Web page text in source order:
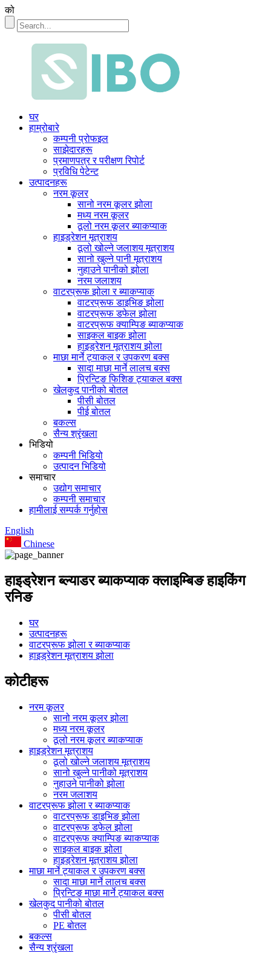
को
घर
हाम्रोबारे
कम्पनी प्रोफइल
साझेदारहरू
प्रमाणपत्र र परीक्षण रिपोर्ट
प्रविधि पेटेन्ट
उत्पादनहरू
नरम कूलर
सानो नरम कूलर झोला
मध्य नरम कूलर
ठूलो नरम कूलर ब्याकप्याक
हाइड्रेशन मूत्राशय
ठूलो खोल्ने जलाशय मूत्राशय
सानो खुल्ने पानी मूत्राशय
नुहाउने पानीको झोला
नरम जलाशय
वाटरप्रूफ झोला र ब्याकप्याक
वाटरप्रूफ डाइभिङ झोला
वाटरप्रूफ डफेल झोला
वाटरप्रूफ क्याम्पिङ ब्याकप्याक
साइकल बाइक झोला
हाइड्रेशन मूत्राशय झोला
माछा मार्ने ट्याकल र उपकरण बक्स
सादा माछा मार्ने लालच बक्स
प्रिन्टिङ फिशिङ ट्याकल बक्स
खेलकुद पानीको बोतल
पीसी बोतल
पीई बोतल
बकल्स
सैन्य श्रृंखला
भिडियो
कम्पनी भिडियो
उत्पादन भिडियो
समाचार
उद्योग समाचार
कम्पनी समाचार
हामीलाई सम्पर्क गर्नुहोस
English
Chinese
हाइड्रेशन ब्ल्याडर ब्याकप्याक क्लाइम्बिङ हाइकिंग
रनिङ
घर
उत्पादनहरू
वाटरप्रूफ झोला र ब्याकप्याक
हाइड्रेशन मूत्राशय झोला
कोटीहरू
नरम कूलर
सानो नरम कूलर झोला
मध्य नरम कूलर
ठूलो नरम कूलर ब्याकप्याक
हाइड्रेशन मूत्राशय
ठूलो खोल्ने जलाशय मूत्राशय
सानो खुल्ने पानीको मूत्राशय
नुहाउने पानीको झोला
नरम जलाशय
वाटरप्रूफ झोला र ब्याकप्याक
वाटरप्रूफ डाइभिङ झोला
वाटरप्रूफ डफेल झोला
वाटरप्रूफ क्याम्पिङ ब्याकप्याक
साइकल बाइक झोला
हाइड्रेशन मूत्राशय झोला
माछा मार्ने ट्याकल र उपकरण बक्स
सादा माछा मार्ने लालच बक्स
प्रिन्टिङ माछा मार्ने ट्याकल बक्स
खेलकुद पानीको बोतल
पीसी बोतल
PE बोतल
बकल्स
सैन्य श्रृंखला